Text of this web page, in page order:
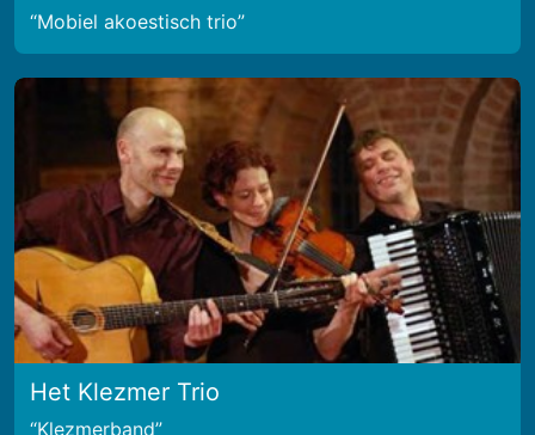
Mobiel akoestisch trio
Het Klezmer Trio
Klezmerband